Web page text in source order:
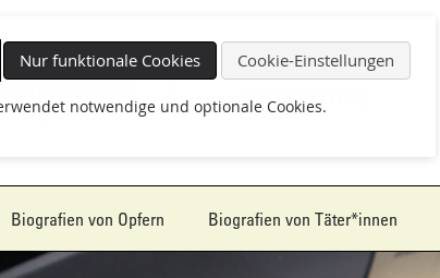
Nur funktionale Cookies Cookie-Einstellungen
notwendige und optionale Cookies.
AUSSTELLUNG
Biografien von Opfern Biografien von Täter*innen